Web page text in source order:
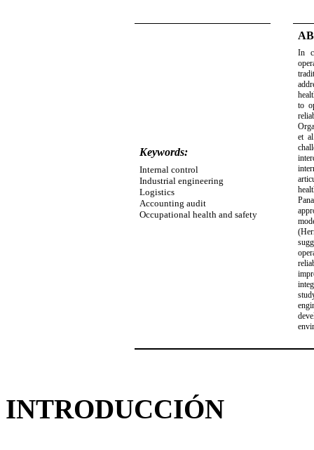
Keywords:
Internal control
Industrial engineering
Logistics
Accounting audit
Occupational health and safety
In
to
et
INTRODUCCIÓN